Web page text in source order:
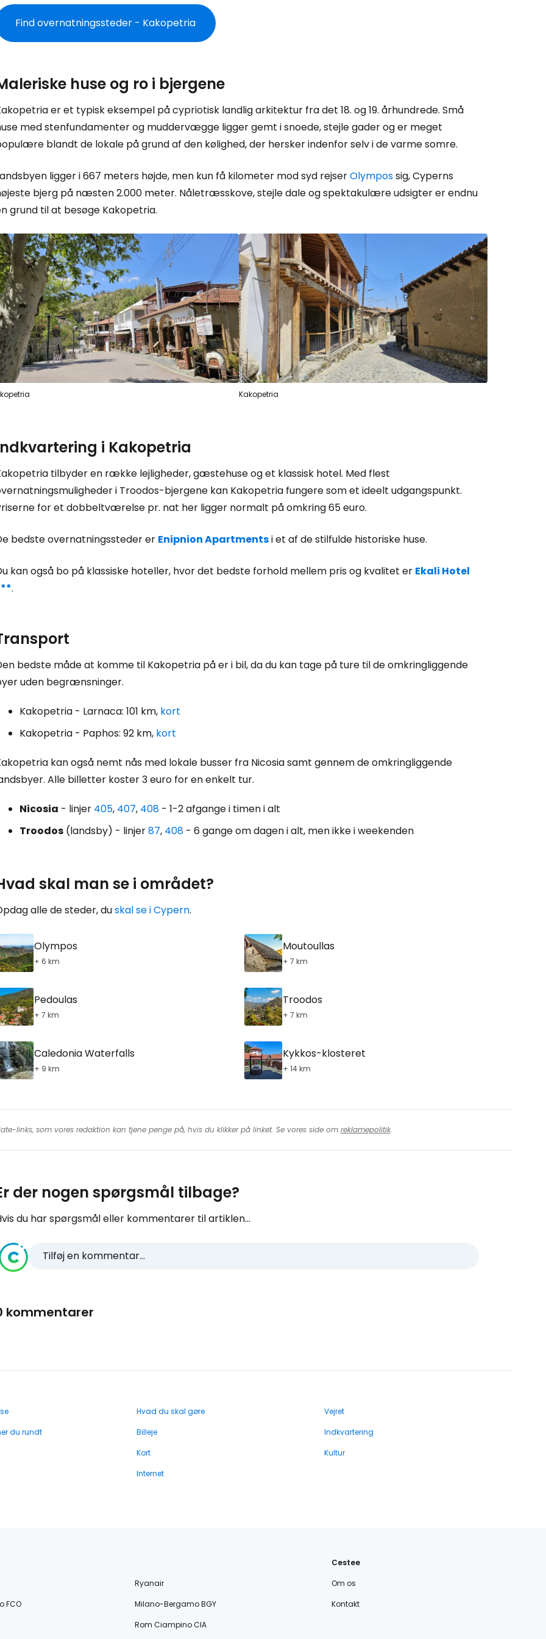
Find overnatningssteder - Kakopetria
huse og ro i bjergene
er et typisk eksempel på cypriotisk landlig arkitektur fra det 18. og 19. århundrede. Små
med stenfundamenter og muddervægge ligger gemt i snoede, stejle gader og er meget
blandt de lokale på grund af den kølighed, der hersker indenfor selv i de varme somre.
ligger i 667 meters højde, men kun få kilometer mod syd rejserOlympossig, Cyperns
bjerg på næsten 2.000 meter. Nåletræsskove, stejle dale og spektakulære udsigter er endnu
grund til at besøge Kakopetria.
Kakopetria
i Kakopetria
tilbyder en række lejligheder, gæstehuse og et klassisk hotel. Med flest
i Troodos-bjergene kan Kakopetria fungere som et ideelt udgangspunkt.
for et dobbeltværelse pr. nat her ligger normalt på omkring 65 euro.
bedste overnatningssteder er Enipnion Apartmentsi et af de stilfulde historiske huse.
kan også bo på klassiske hoteller, hvor det bedste forhold mellem pris og kvalitet er Ekali Hotel
.
bedste måde at komme til Kakopetria på er i bil, da du kan tage på ture til de omkringliggende
uden begrænsninger.
Kakopetria - Larnaca: 101 km, kort
Kakopetria - Paphos: 92 km, kort
kan også nemt nås med lokale busser fra Nicosia samt gennem de omkringliggende
Alle billetter koster 3 euro for en enkelt tur.
Nicosia - linjer 405, 407, 408 - 1-2 afgange i timen i alt
Troodos (landsby) - linjer87, 408 - 6 gange om dagen i alt, men ikke i weekenden
skal man se i området?
alle de steder, duskal se i Cypern.
Olympos
+ 6 km
Moutoullas
+ 7 km
Pedoulas
+ 7 km
Troodos
+ 7 km
Caledonia Waterfalls
+ 9 km
Kykkos-klosteret
+ 14 km
links, som vores redaktion kan tjene penge på, hvis du klikker på linket. Se vores side om reklamepolitik.
der nogen spørgsmål tilbage?
du har spørgsmål eller kommentarer til artiklen...
Tilføj en kommentar...
kommentarer
Hvad du skal gøre
Vejret
du rundt Billeje
Indkvartering
Kort
Kultur
Internet
Ryanair
FCO
Milano-Bergamo BGY
Rom Ciampino CIA
Cestee
Om os
Kontakt
Log ind på Cestee
Fortsæt med Google
Fortsæt med e-mail